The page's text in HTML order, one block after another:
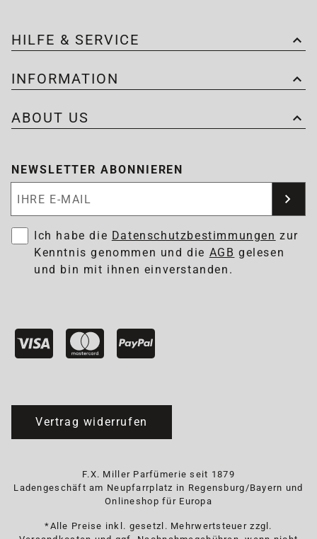
HILFE & SERVICE
INFORMATION
ABOUT US
NEWSLETTER ABONNIEREN
Ich habe die Datenschutzbestimmungen zur
Kenntnis genommen und die AGB gelesen
und bin mit ihnen einverstanden.
Vertrag widerrufen
F.X. Miller Parfümerie seit 1879
Ladengeschäft am Neupfarrplatz in Regensburg/Bayern und
Onlineshop für Europa
*Alle Preise inkl. gesetzl. Mehrwertsteuer zzgl.